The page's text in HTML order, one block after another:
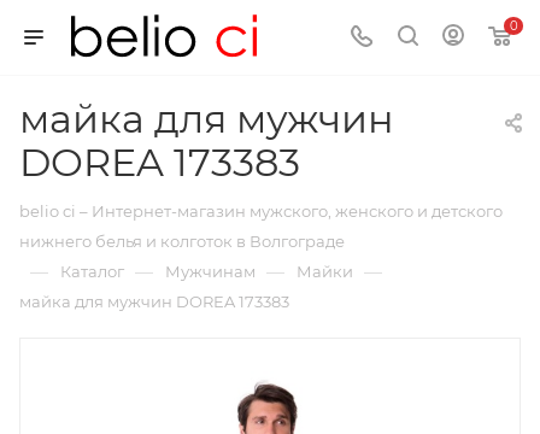
0
майка для мужчин
DOREA 173383
belio ci – Интернет-магазин мужского, женского и детского
нижнего белья и колготок в Волгограде
— Каталог — Мужчинам — Майки —
майка для мужчин DOREA 173383